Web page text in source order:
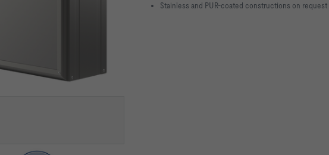
Stainless and PUR-coated constructions on request